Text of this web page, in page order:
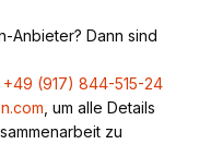
Anbieter? Dann sind
+49 (917) 844-515-24
, um alle Details
zu